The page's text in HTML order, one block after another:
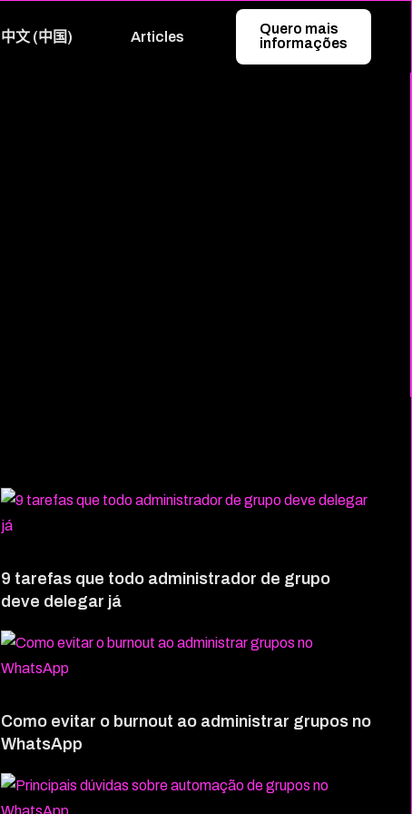
中文 (中国) Articles
Quero mais
informações
9 tarefas que todo administrador de grupo
deve delegar já
Como evitar o burnout ao administrar grupos no
WhatsApp